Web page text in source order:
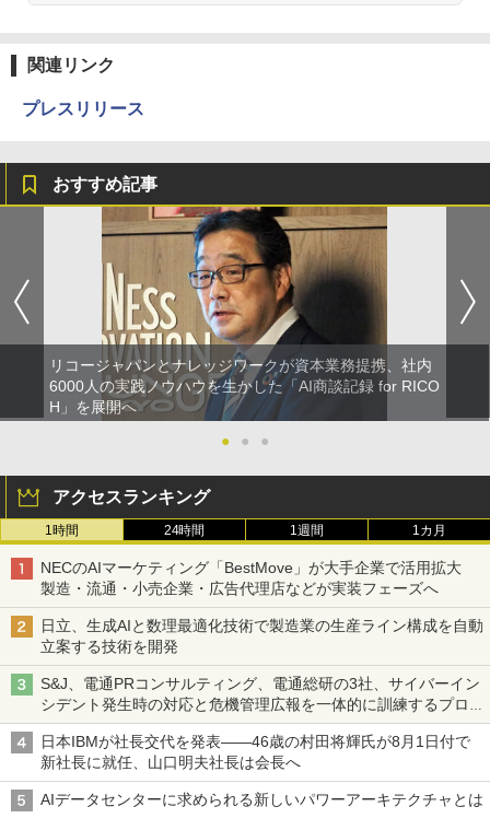
関連リンク
プレスリリース
おすすめ記事
リコージャパンとナレッジワークが資本業務提携、社内
6000人の実践ノウハウを生かした「AI商談記録 for RICO
H」を展開へ
●
● ●
アクセスランキング
1時間 24時間 1週間 1カ月
NECのAIマーケティング「BestMove」が大手企業で活用拡大
製造・流通・小売企業・広告代理店などが実装フェーズへ
日立、生成AIと数理最適化技術で製造業の生産ライン構成を自動
立案する技術を開発
S&J、電通PRコンサルティング、電通総研の3社、サイバーイン
シデント発生時の対応と危機管理広報を一体的に訓練するプログ
ラムを提供
日本IBMが社長交代を発表――46歳の村田将輝氏が8月1日付で
新社長に就任、山口明夫社長は会長へ
AIデータセンターに求められる新しいパワーアーキテクチャとは